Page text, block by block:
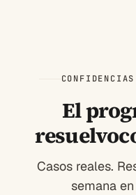
El
resuelvo
Casos reales.
semana